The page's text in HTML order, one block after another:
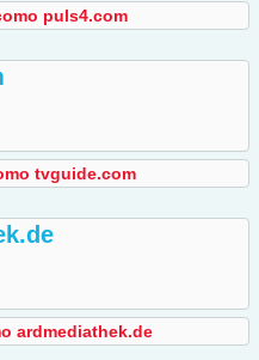
puls4.com
tvguide.com
ardmediathek.de